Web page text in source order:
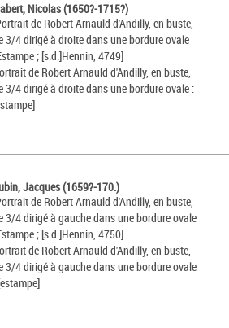
Nicolas (1650?-1715?)
de Robert Arnauld d'Andilly, en buste,
3/4 dirigé à droite dans une bordure ovale
; [s.d.]Hennin, 4749]
de Robert Arnauld d'Andilly, en buste,
3/4 dirigé à droite dans une bordure ovale :
Jacques (1659?-170.)
de Robert Arnauld d'Andilly, en buste,
3/4 dirigé à gauche dans une bordure ovale
; [s.d.]Hennin, 4750]
de Robert Arnauld d'Andilly, en buste,
3/4 dirigé à gauche dans une bordure ovale